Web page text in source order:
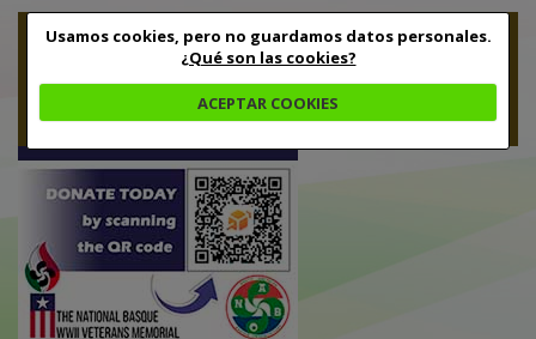
Usamos cookies, pero no guardamos datos personales.
¿Qué son las cookies?
ACEPTAR COOKIES